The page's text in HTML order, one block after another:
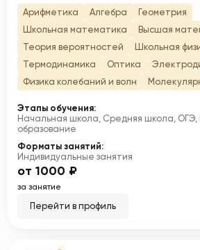
Арифметика Алгебра
Геометрия
Школьная математика
Высшая
Теория вероятностей
Школьная
Термодинамика
Оптика
Физика колебаний и волн
Этапы обучения:
Начальная школа, Средняя школа, ОГЭ,
образование
Форматы занятий:
Индивидуальные занятия
от 1000 ₽
за занятие
Перейти в профиль